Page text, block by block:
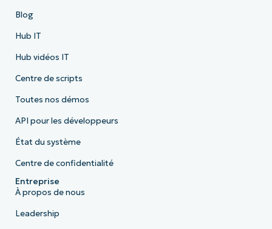
Blog
Hub IT
Hub vidéos IT
Centre de scripts
Toutes nos démos
API pour les développeurs
État du système
Centre de confidentialité
Entreprise
À propos de nous
Leadership